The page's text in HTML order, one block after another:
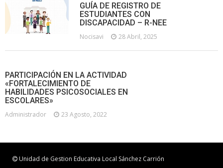
GUÍA DE REGISTRO DE
ESTUDIANTES CON
DISCAPACIDAD – R-NEE
Nocisavi 28 Abril, 2025
PARTICIPACIÓN EN LA ACTIVIDAD
«FORTALECIMIENTO DE
HABILIDADES PSICOSOCIALES EN
ESCOLARES»
Administrador 23 Agosto, 2022
Unidad de Gestion Educativa Local Sánchez Carrión